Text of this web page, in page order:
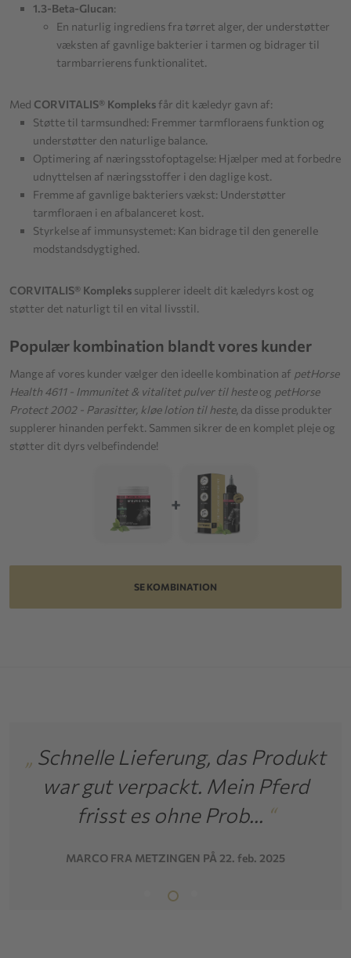
1.3-Beta-Glucan:
En naturlig ingrediens fra tørret alger, der understøtter
væksten af gavnlige bakterier i tarmen og bidrager til
tarmbarrierens funktionalitet.
Med CORVITALIS® Kompleksfår dit kæledyr gavn af:
Støtte til tarmsundhed: Fremmer tarmfloraens funktion og
understøtter den naturlige balance.
Optimering af næringsstofoptagelse: Hjælper med at forbedre
udnyttelsen af næringsstoffer i den daglige kost.
Fremme af gavnlige bakteriers vækst: Understøtter
tarmfloraen i en afbalanceret kost.
Styrkelse af immunsystemet: Kan bidrage til den generelle
modstandsdygtighed.
CORVITALIS® Kompleks supplerer ideelt dit kæledyrs kost og
støtter det naturligt til en vital livsstil.
Populær kombination blandt vores kunder
Mange af vores kunder vælger den ideelle kombination af petHorse
Health 4611 - Immunitet & vitalitet pulver til hesteog petHorse
Protect 2002 - Parasitter, kløe lotion til heste, da disse produkter
supplerer hinanden perfekt. Sammen sikrer de en komplet pleje og
støtter dit dyrs velbefindende!
+
SE KOMBINATION
„ Schnelle Lieferung, das Produkt
war gut verpackt. Mein Pferd
frisst es ohne Prob... “
MARCO FRA METZINGEN PÅ 22. feb. 2025